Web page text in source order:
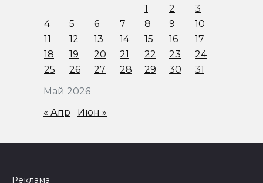
Май 2026
1
2
3
4
5 6 7 8 9
10
11
12 13 14 15 16
17
18
19 20 21 22 23
24
25
26 27 28 29 30 31
« Апр Июн »
Реклама